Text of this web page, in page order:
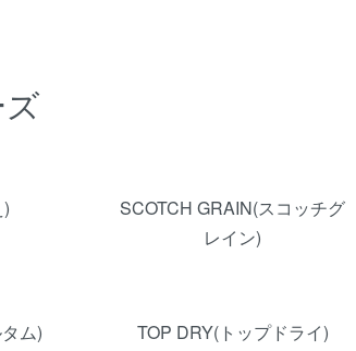
SCOTCH GRAIN(スコッチグ
レイン)
ム) TOP DRY(トップドライ)